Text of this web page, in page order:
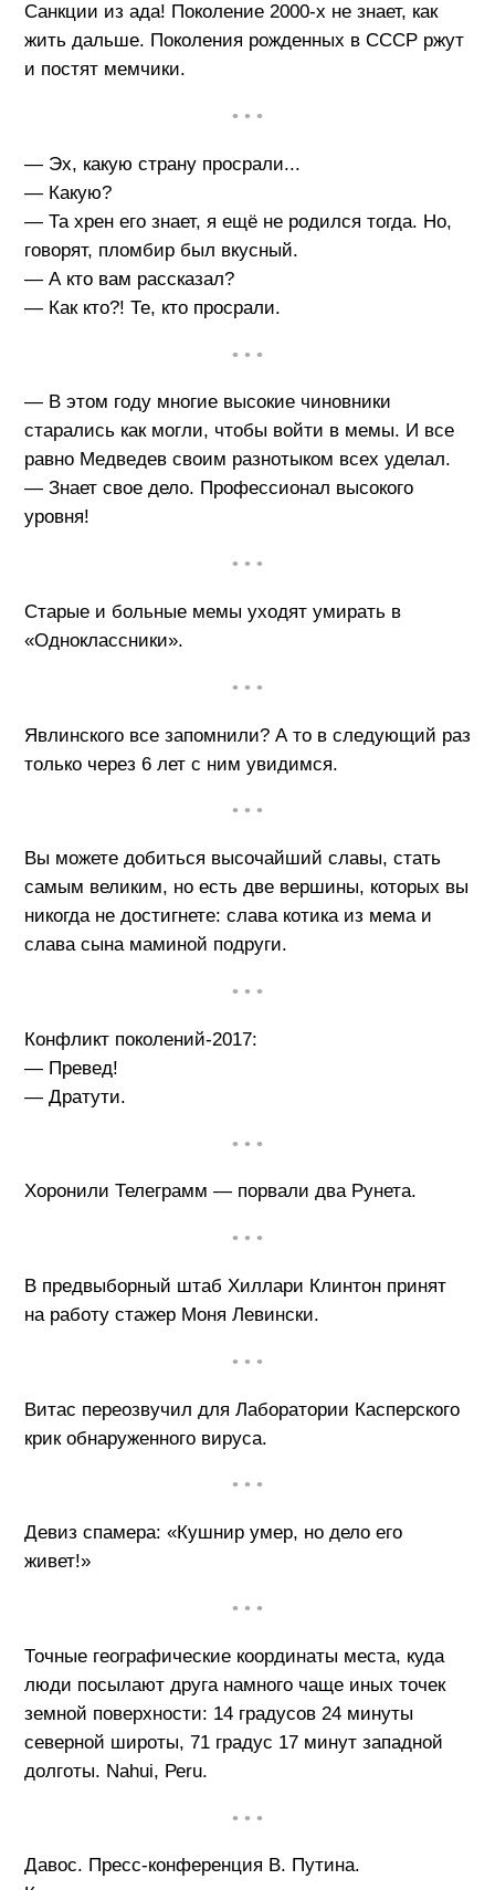
Санкции из ада! Поколение 2000-х не знает, как
жить дальше. Поколения рожденных в СССР ржут
и постят мемчики.
• • •
— Эх, какую страну просрали...
— Какую?
— Та хрен его знает, я ещё не родился тогда. Но,
говорят, пломбир был вкусный.
— А кто вам рассказал?
— Как кто?! Те, кто просрали.
• • •
— В этом году многие высокие чиновники
старались как могли, чтобы войти в мемы. И все
равно Медведев своим разнотыком всех уделал.
— Знает свое дело. Профессионал высокого
уровня!
• • •
Старые и больные мемы уходят умирать в
«Одноклассники».
• • •
Явлинского все запомнили? А то в следующий раз
только через 6 лет с ним увидимся.
• • •
Вы можете добиться высочайший славы, стать
самым великим, но есть две вершины, которых вы
никогда не достигнете: слава котика из мема и
слава сына маминой подруги.
• • •
Конфликт поколений-2017:
— Превед!
— Дратути.
• • •
Хоронили Телеграмм — порвали два Рунета.
• • •
В предвыборный штаб Хиллари Клинтон принят
на работу стажер Моня Левински.
• • •
Витас переозвучил для Лаборатории Касперского
крик обнаруженного вируса.
• • •
Девиз спамера: «Кушнир умер, но дело его
живет!»
• • •
Точные географические координаты места, куда
люди посылают друга намного чаще иных точек
земной поверхности: 14 градусов 24 минуты
северной широты, 71 градус 17 минут западной
долготы. Nаhui, Реru.
• • •
Давос. Пресс-конференция В. Путина.